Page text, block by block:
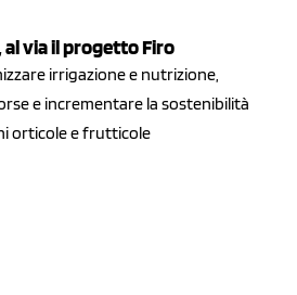
via il progetto Firo
irrigazione e nutrizione,
e incrementare la sostenibilità
orticole e frutticole